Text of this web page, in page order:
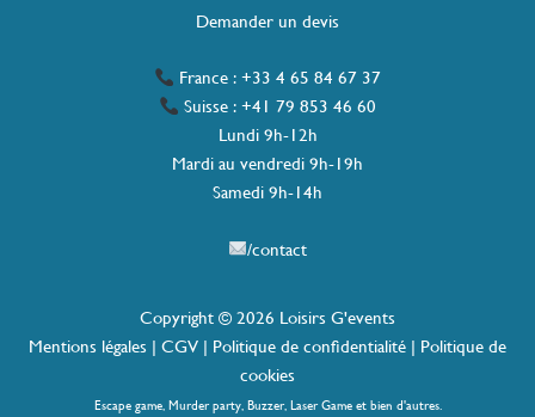
Demander un devis
France : +33 4 65 84 67 37
Suisse : +41 79 853 46 60
Lundi 9h-12h
Mardi au vendredi 9h-19h
Samedi 9h-14h
/contact
Copyright © 2026 Loisirs G'events
Mentions légales | CGV | Politique de confidentialité | Politique de
cookies
Escape game, Murder party, Buzzer, Laser Game et bien d'autres.